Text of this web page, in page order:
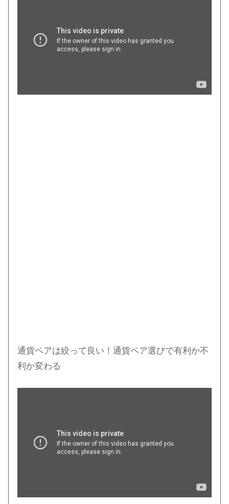
通貨ペアは絞って良い！通貨ペア選びで有利か不
利か変わる